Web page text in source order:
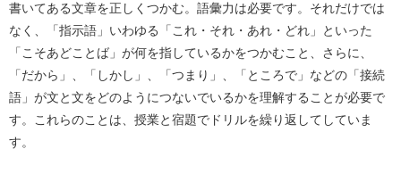
書いてある文章を正しくつかむ。語彙力は必要です。それだけでは
なく、「指示語」いわゆる「これ・それ・あれ・どれ」といった
「こそあどことば」が何を指しているかをつかむこと、さらに、
「だから」、「しかし」、「つまり」、「ところで」などの「接続
語」が文と文をどのようにつないでいるかを理解することが必要で
す。これらのことは、授業と宿題でドリルを繰り返してしていま
す。